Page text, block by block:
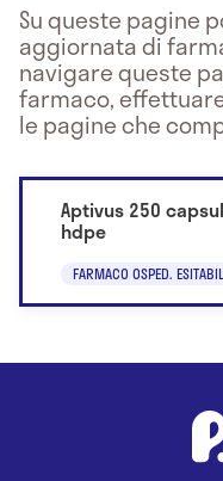
Su queste pagine
aggiornata di
navigare queste
farmaco,
le pagine che
Aptivus 250
hdpe
FARMACO OSPED.